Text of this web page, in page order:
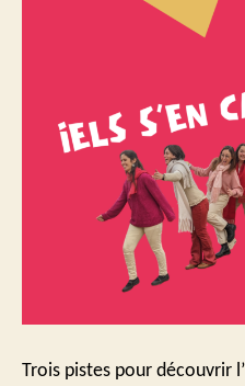
Trois pistes pour découvrir